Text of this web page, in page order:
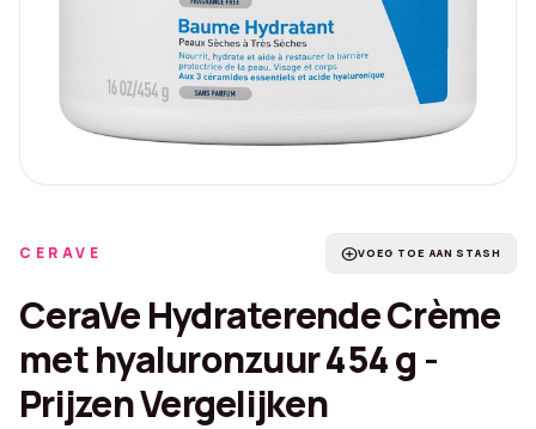
CERAVE add_circleVOEG TOE AAN STASH
CeraVe Hydraterende Crème
met hyaluronzuur 454 g -
Prijzen Vergelijken